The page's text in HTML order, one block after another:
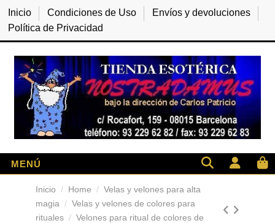
Inicio Condiciones de Uso
Envíos y devoluciones
Política de Privacidad
Inicio Home
Velas y velones para alta
magia
Velas y velones de colores para
rituales
Velones para ritual de colores de